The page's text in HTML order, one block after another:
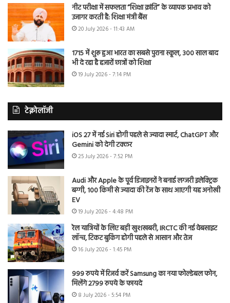
नीट परीक्षा में सफलता “शिक्षा क्रांति” के व्यापक प्रभाव को
उजागर करती है: शिक्षा मंत्री बैंस
20 July 2026 - 11:43 AM
1715 में शुरू हुआ भारत का सबसे पुराना स्कूल, 300 साल बाद
भी दे रहा है हजारों छात्रों को शिक्षा
19 July 2026 - 7:14 PM
टेक्नोलॉजी
iOS 27 में नई Siri होगी पहले से ज्यादा स्मार्ट, ChatGPT और
Gemini को देगी टक्कर
25 July 2026 - 7:52 PM
Audi और Apple के पूर्व डिजाइनरों ने बनाई लग्जरी इलेक्ट्रिक
बग्गी, 100 किमी से ज्यादा की रेंज के साथ आएगी यह अनोखी
EV
19 July 2026 - 4:48 PM
रेल यात्रियों के लिए बड़ी खुशखबरी, IRCTC की नई वेबसाइट
लॉन्च, टिकट बुकिंग होगी पहले से आसान और तेज
16 July 2026 - 1:45 PM
999 रुपये में रिजर्व करें Samsung का नया फोल्डेबल फोन,
मिलेंगे 2799 रुपये के फायदे
8 July 2026 - 5:54 PM